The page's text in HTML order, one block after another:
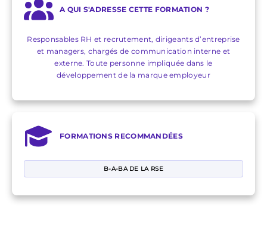
A QUI S'ADRESSE CETTE FORMATION ?
Responsables RH et recrutement, dirigeants d’entreprise
et managers, chargés de communication interne et
externe. Toute personne impliquée dans le
développement de la marque employeur
FORMATIONS RECOMMANDÉES
B-A-BA DE LA RSE